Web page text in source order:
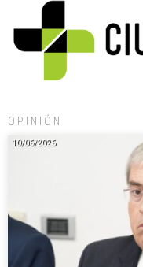
OPINIÓN
10/06/2026